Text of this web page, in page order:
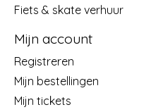
Fiets & skate verhuur
Mijn account
Registreren
Mijn bestellingen
Mijn tickets